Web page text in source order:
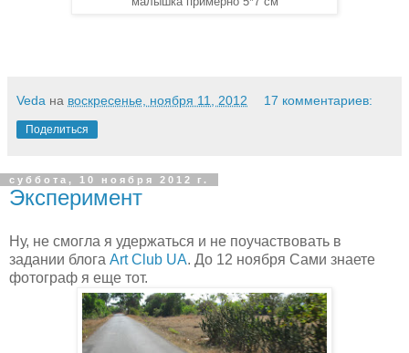
Veda на воскресенье, ноября 11, 2012 17 комментариев:
Поделиться
суббота, 10 ноября 2012 г.
Эксперимент
Ну, не смогла я удержаться и не поучаствовать в
задании блога Art Club UA. До 12 ноября Сами знаете
фотограф я еще тот.